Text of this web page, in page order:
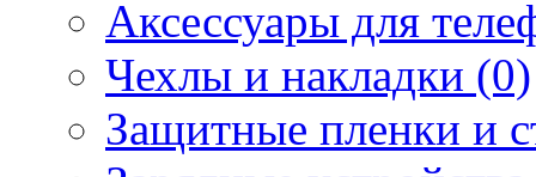
Аксессуары для
Чехлы и накладки (0)
Защитные пленки и